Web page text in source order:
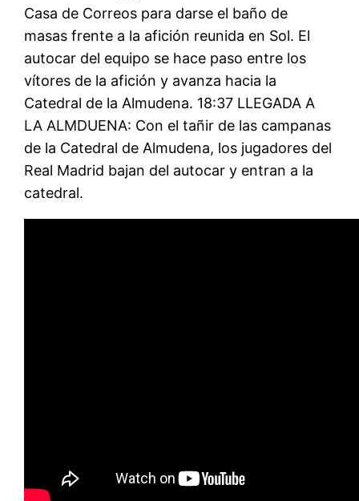
Casa de Correos para darse el baño de
masas frente a la afición reunida en Sol. El
autocar del equipo se hace paso entre los
vítores de la afición y avanza hacia la
Catedral de la Almudena. 18:37 LLEGADA A
LA ALMDUENA: Con el tañir de las campanas
de la Catedral de Almudena, los jugadores del
Real Madrid bajan del autocar y entran a la
catedral.